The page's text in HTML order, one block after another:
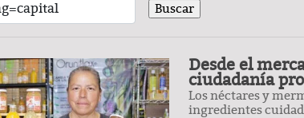
Desde el
ciudadanía
Los néctares y
ingredientes